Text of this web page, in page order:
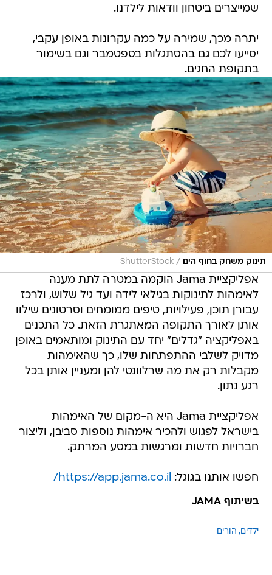
שמייצרים ביטחון וודאות לילדנו.
יתרה מכך, שמירה על כמה עקרונות באופן עקבי,
יסייעו לכם גם בהסתגלות בספטמבר וגם בשימור
בתקופת החגים.
תינוק משחק בחוף הים /
ShutterStock
אפליקציית Jama הוקמה במטרה לתת מענה
לאימהות לתינוקות בגילאי לידה ועד גיל שלוש, ולרכז
עבורן תוכן, פעילויות, טיפים ממומחים וסרטונים שילוו
אותן לאורך התקופה המאתגרת הזאת. כל התכנים
באפליקציה "גדלים" יחד עם התינוק ומותאמים באופן
מדויק לשלבי ההתפתחות שלו, כך שהאימהות
מקבלות רק את מה שרלוונטי להן ומעניין אותן בכל
רגע נתון.
אפליקציית Jama היא ה-מקום של האימהות
בישראל לפגוש ולהכיר אימהות נוספות סביבן, וליצור
חברויות חדשות ומרגשות במסע המרתק.
חפשו אותנו בגוגל: https://app.jama.co.il/
בשיתוף JAMA
ילדים הורים